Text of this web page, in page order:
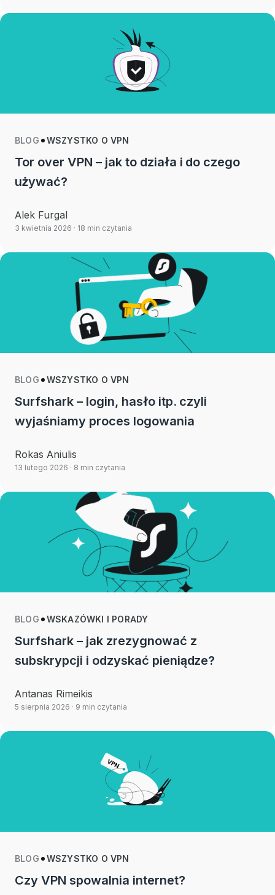
BLOG WSZYSTKO O VPN
Tor over VPN – jak to działa i do czego
używać?
Alek Furgal
3 kwietnia 2026 · 18 min czytania
BLOG WSZYSTKO O VPN
Surfshark – login, hasło itp. czyli
wyjaśniamy proces logowania
Rokas Aniulis
13 lutego 2026 · 8 min czytania
BLOG WSKAZÓWKI I PORADY
Surfshark – jak zrezygnować z
subskrypcji i odzyskać pieniądze?
Antanas Rimeikis
5 sierpnia 2026 · 9 min czytania
BLOG WSZYSTKO O VPN
Czy VPN spowalnia internet?